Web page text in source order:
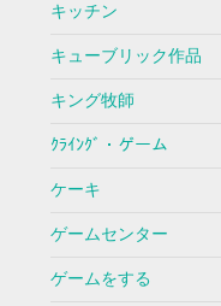
キッチン
キューブリック作品
キング牧師
ｸﾗｲﾝｸﾞ・ゲーム
ケーキ
ゲームセンター
ゲームをする